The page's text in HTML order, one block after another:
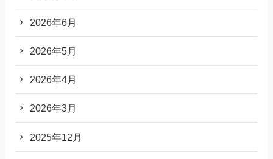
2026年6月
2026年5月
2026年4月
2026年3月
2025年12月